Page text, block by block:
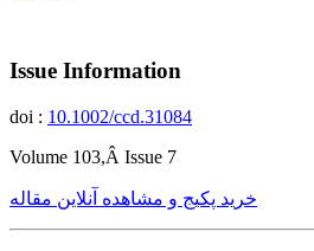
Issue Information
doi : 10.1002/ccd.31084
Volume 103,Â Issue 7
خرید پکیج و مشاهده آنلاین مقاله